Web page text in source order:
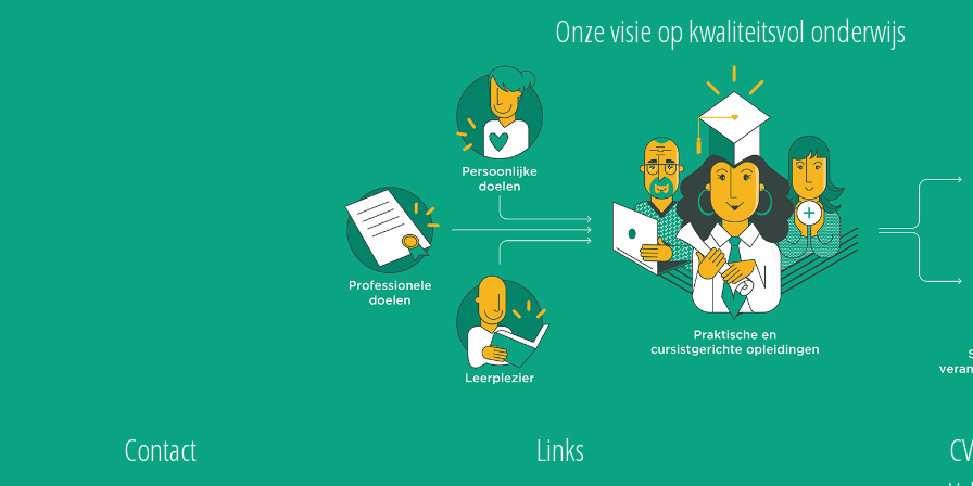
Onze visie op kwaliteitsvol onderwijs
Contact Links